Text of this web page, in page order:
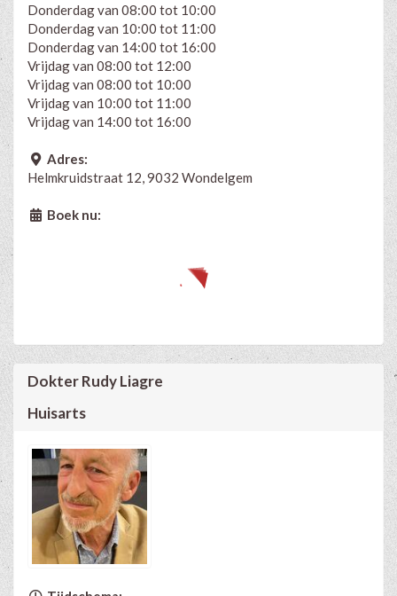
Donderdag van 08:00 tot 10:00
Donderdag van 10:00 tot 11:00
Donderdag van 14:00 tot 16:00
Vrijdag van 08:00 tot 12:00
Vrijdag van 08:00 tot 10:00
Vrijdag van 10:00 tot 11:00
Vrijdag van 14:00 tot 16:00
Adres:
Helmkruidstraat 12, 9032 Wondelgem
Boek nu:
Dokter Rudy Liagre
Huisarts